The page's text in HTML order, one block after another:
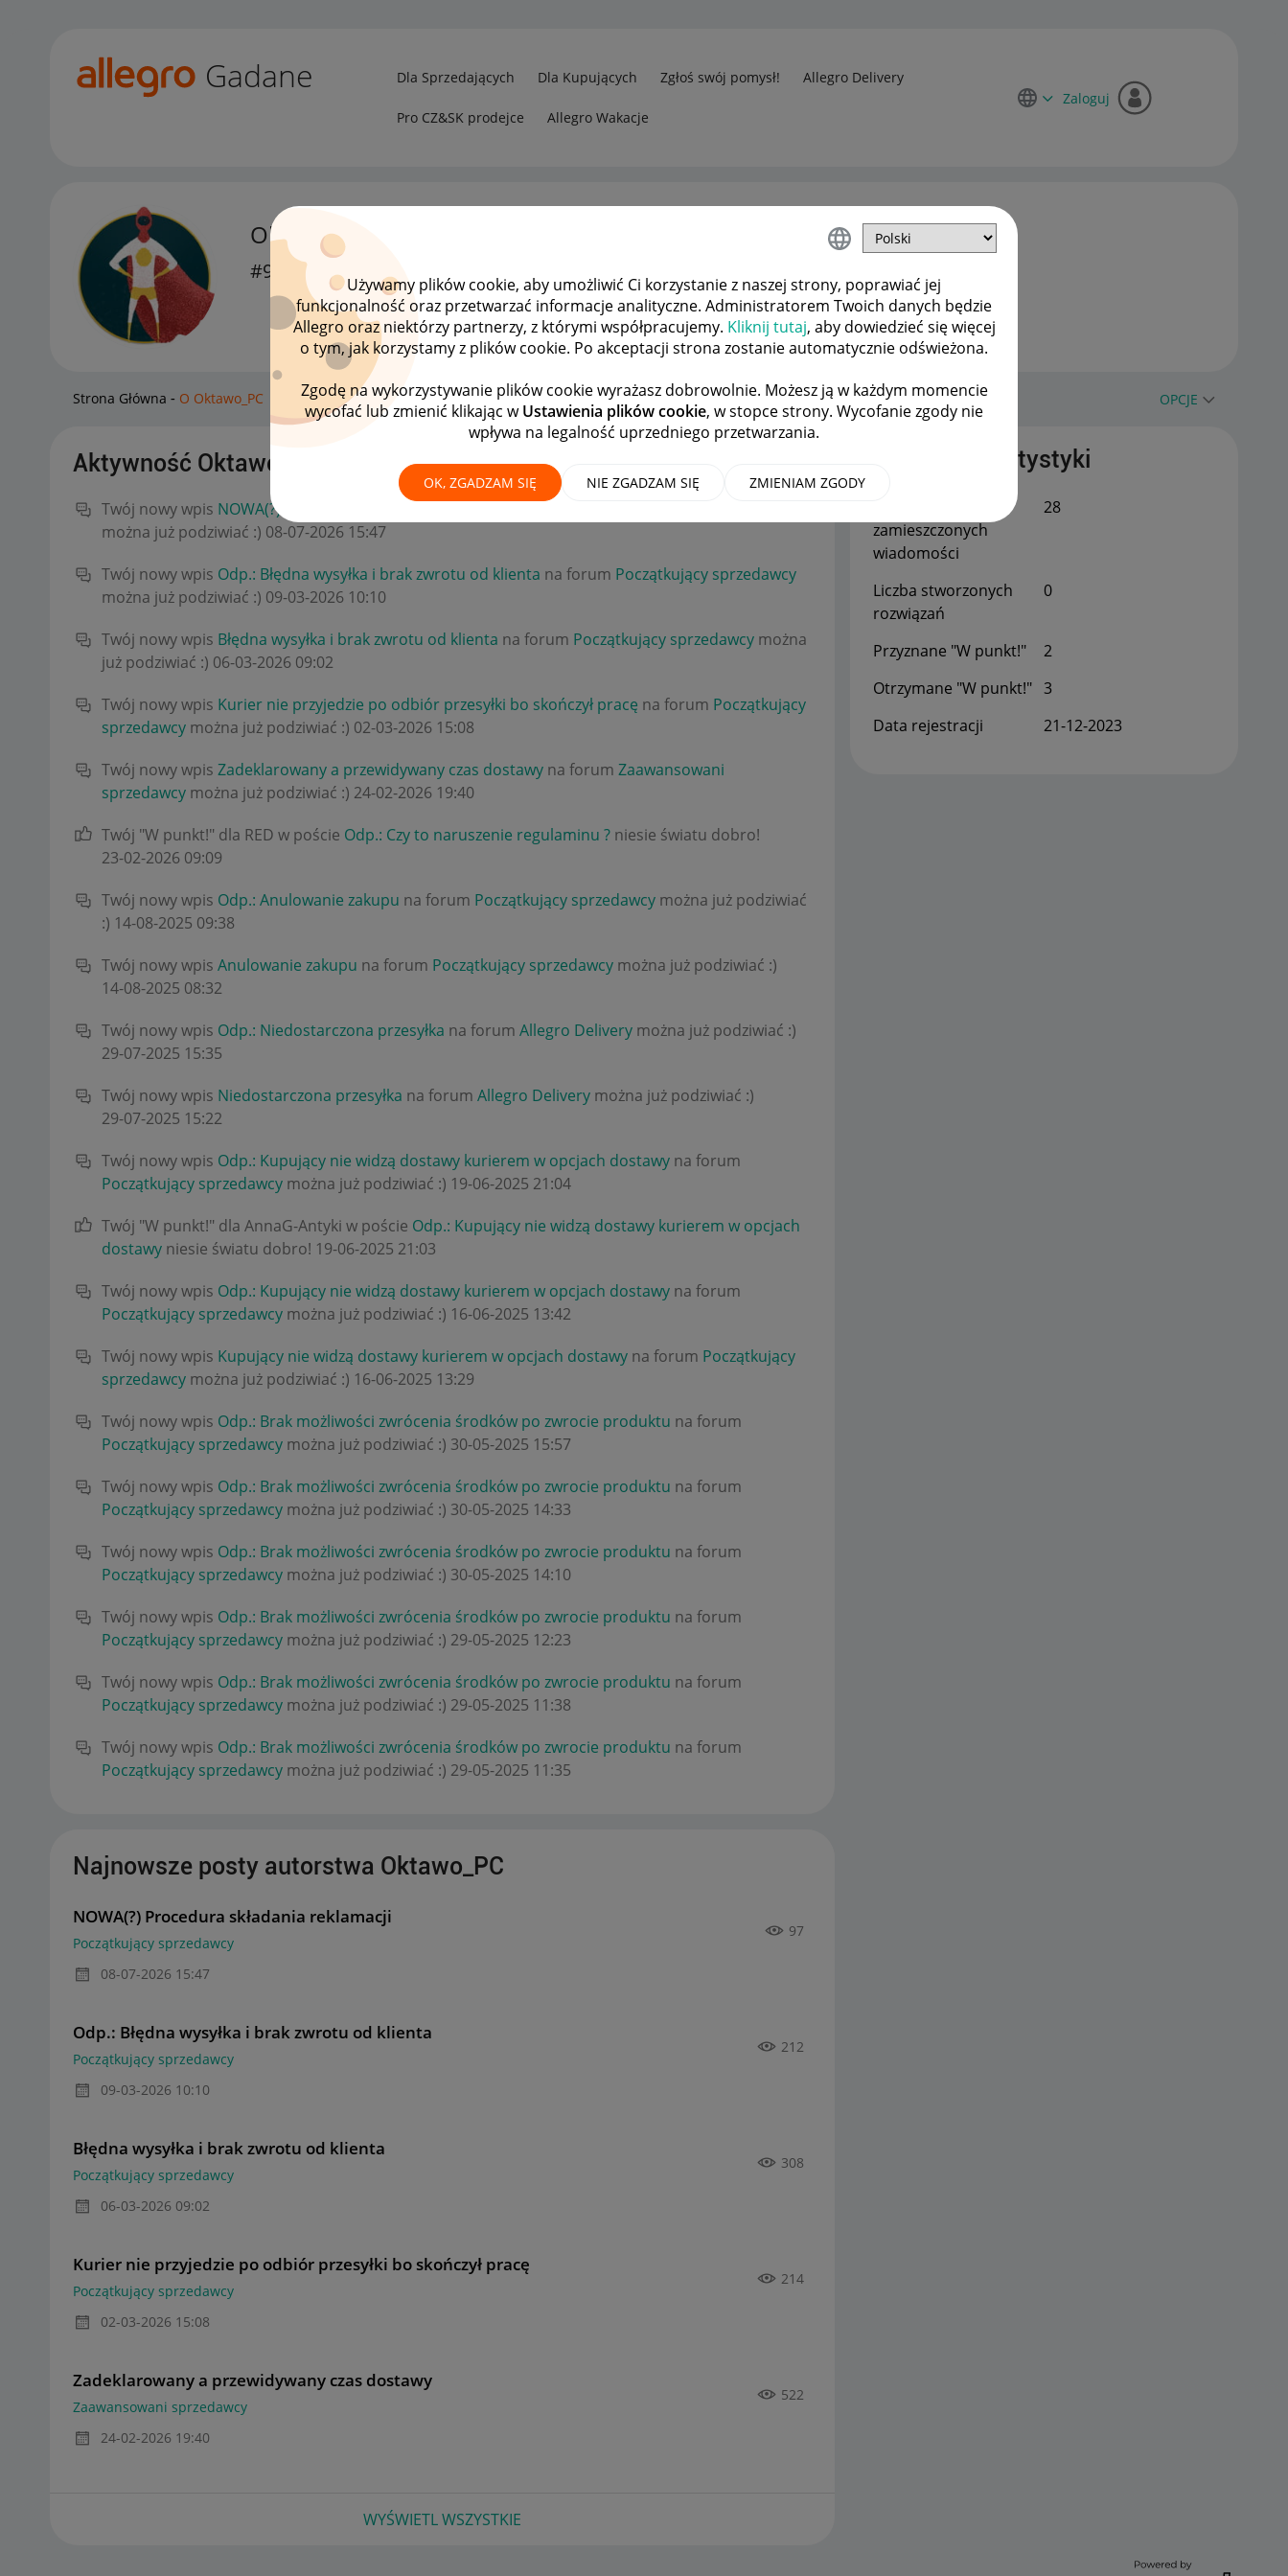
Używamy plików cookie, aby umożliwić Ci korzystanie z naszej strony, poprawiać jej
funkcjonalność oraz przetwarzać informacje analityczne. Administratorem Twoich danych będzie
Allegro oraz niektórzy partnerzy, z którymi współpracujemy. Kliknij tutaj, aby dowiedzieć się więcej
o tym, jak korzystamy z plików cookie. Po akceptacji strona zostanie automatycznie odświeżona.
Zgodę na wykorzystywanie plików cookie wyrażasz dobrowolnie. Możesz ją w każdym momencie
wycofać lub zmienić klikając wUstawienia plików cookie, w stopce strony. Wycofanie zgody nie
wpływa na legalność uprzedniego przetwarzania.
OK, ZGADZAM SIĘ NIE ZGADZAM SIĘ ZMIENIAM ZGODY
Gadane Dla Sprzedających Dla Kupujących Zgłoś swój pomysł! Allegro Delivery
Pro CZ&SK prodejce Allegro Wakacje
Zaloguj
Oktawo_PC
#9 Pomysłodawca
Strona Główna O Oktawo_PC OPCJE
Aktywność Oktawo_PC
Twój nowy wpis NOWA(?) Procedura składania reklamacji
można już podziwiać :) ‎08-07-2026 15:47
Twój nowy wpis Odp.: Błędna wysyłka i brak zwrotu od klienta na forum Początkujący sprzedawcy
można już podziwiać :) ‎09-03-2026 10:10
Twój nowy wpis Błędna wysyłka i brak zwrotu od klienta na forum Początkujący sprzedawcy można
już podziwiać :) ‎06-03-2026 09:02
Twój nowy wpis Kurier nie przyjedzie po odbiór przesyłki bo skończył pracę na forum Początkujący
sprzedawcy można już podziwiać :) ‎02-03-2026 15:08
Twój nowy wpis Zadeklarowany a przewidywany czas dostawy na forum Zaawansowani
sprzedawcy można już podziwiać :) ‎24-02-2026 19:40
Twój "W punkt!" dla RED w poście Odp.: Czy to naruszenie regulaminu ? niesie światu dobro!
‎23-02-2026 09:09
Twój nowy wpis Odp.: Anulowanie zakupu na forum Początkujący sprzedawcy można już podziwiać
:) ‎14-08-2025 09:38
Twój nowy wpis Anulowanie zakupu na forum Początkujący sprzedawcy można już podziwiać :)
‎14-08-2025 08:32
Twój nowy wpis Odp.: Niedostarczona przesyłka na forum Allegro Delivery można już podziwiać :)
‎29-07-2025 15:35
Twój nowy wpis Niedostarczona przesyłka na forum Allegro Delivery można już podziwiać :)
‎29-07-2025 15:22
Twój nowy wpis Odp.: Kupujący nie widzą dostawy kurierem w opcjach dostawy na forum
Początkujący sprzedawcy można już podziwiać :) ‎19-06-2025 21:04
Twój "W punkt!" dla AnnaG-Antyki w poście Odp.: Kupujący nie widzą dostawy kurierem w opcjach
dostawy niesie światu dobro! ‎19-06-2025 21:03
Twój nowy wpis Odp.: Kupujący nie widzą dostawy kurierem w opcjach dostawy na forum
Początkujący sprzedawcy można już podziwiać :) ‎16-06-2025 13:42
Twój nowy wpis Kupujący nie widzą dostawy kurierem w opcjach dostawy na forum Początkujący
sprzedawcy można już podziwiać :) ‎16-06-2025 13:29
Twój nowy wpis Odp.: Brak możliwości zwrócenia środków po zwrocie produktu na forum
Początkujący sprzedawcy można już podziwiać :) ‎30-05-2025 15:57
Twój nowy wpis Odp.: Brak możliwości zwrócenia środków po zwrocie produktu na forum
Początkujący sprzedawcy można już podziwiać :) ‎30-05-2025 14:33
Twój nowy wpis Odp.: Brak możliwości zwrócenia środków po zwrocie produktu na forum
Początkujący sprzedawcy można już podziwiać :) ‎30-05-2025 14:10
Twój nowy wpis Odp.: Brak możliwości zwrócenia środków po zwrocie produktu na forum
Początkujący sprzedawcy można już podziwiać :) ‎29-05-2025 12:23
Twój nowy wpis Odp.: Brak możliwości zwrócenia środków po zwrocie produktu na forum
Początkujący sprzedawcy można już podziwiać :) ‎29-05-2025 11:38
Twój nowy wpis Odp.: Brak możliwości zwrócenia środków po zwrocie produktu na forum
Początkujący sprzedawcy można już podziwiać :) ‎29-05-2025 11:35
Najnowsze posty autorstwa Oktawo_PC
NOWA(?) Procedura składania reklamacji
Początkujący sprzedawcy
97
‎08-07-2026 15:47
Odp.: Błędna wysyłka i brak zwrotu od klienta
Początkujący sprzedawcy
212
‎09-03-2026 10:10
Błędna wysyłka i brak zwrotu od klienta
Początkujący sprzedawcy
308
‎06-03-2026 09:02
Kurier nie przyjedzie po odbiór przesyłki bo skończył pracę
Początkujący sprzedawcy
214
‎02-03-2026 15:08
Zadeklarowany a przewidywany czas dostawy
Zaawansowani sprzedawcy
522
‎24-02-2026 19:40
WYŚWIETL WSZYSTKIE
Publiczne statystyki
zamieszczonych
wiadomości
28
Liczba stworzonych
rozwiązań
0
Przyznane "W punkt!"
2
Otrzymane "W punkt!" 3
Data rejestracji
‎21-12-2023